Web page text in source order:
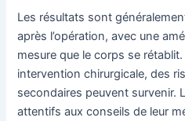
Les résultats sont
après l’opération, avec une
mesure que le corps se
intervention chirurgicale, des
secondaires peuvent survenir.
attentifs aux conseils de leur